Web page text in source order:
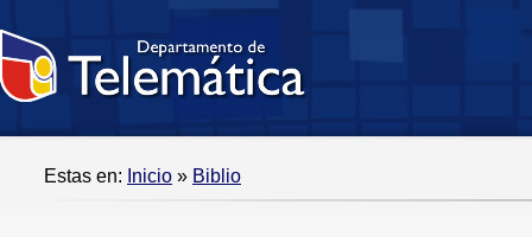
Estas en: Inicio » Biblio